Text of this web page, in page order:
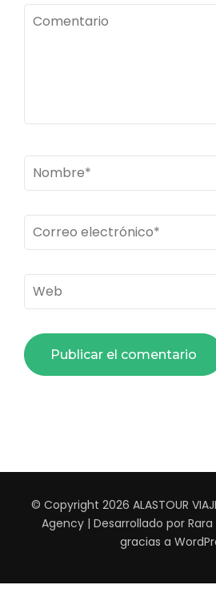
Comentario
Nombre*
Correo
electrónico*
Web
© Copyright 2026 ALASTOUR
Agency | Desarrollado por
gracias a